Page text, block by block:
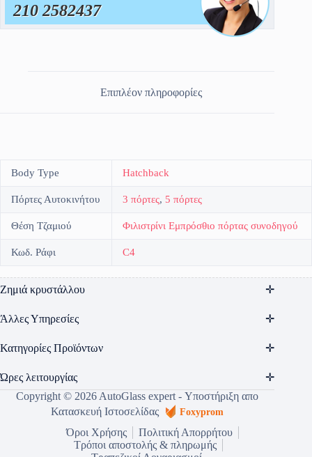
210 2582437
Επιπλέον πληροφορίες
Body Type Hatchback
Πόρτες Αυτοκινήτου 3 πόρτες, 5 πόρτες
Θέση Τζαμιού Φιλιστρίνι Εμπρόσθιο πόρτας συνοδηγού
Κωδ. Ράφι C4
Ζημιά κρυστάλλου
Άλλες Υπηρεσίες
Κατηγορίες Προϊόντων
Ώρες λειτουργίας
Copyright © 2026 AutoGlass expert - Υποστήριξη απο
Κατασκευή Ιστοσελίδας
Foxyprom
Όροι Χρήσης
Πολιτική Απορρήτου
Τρόποι αποστολής & πληρωμής